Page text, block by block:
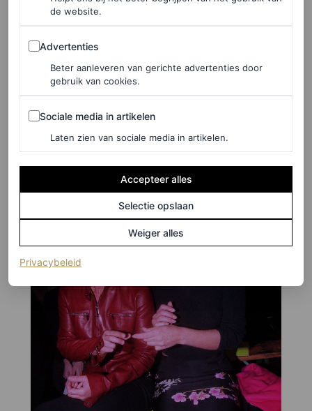
1999
Meg Matthews en Liz Hurley op defront row bij
Matthew Williamson in 1999.
de website.
Advertenties
Advertenties
Beter aanleveren van gerichte advertenties door
gebruik van cookies.
Sociale media in artikelen
Sociale media in artikelen
Laten zien van sociale media in artikelen.
Accepteer alles
Selectie opslaan
Weiger alles
Privacybeleid